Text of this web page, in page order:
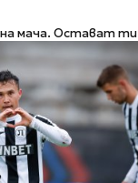
на мача. Остават